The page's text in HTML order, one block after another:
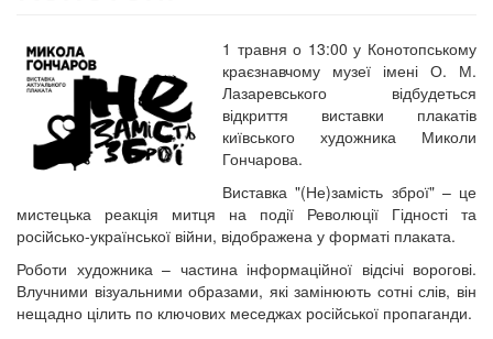
1 травня о 13:00 у Конотопському
краєзнавчому музеї імені О. М.
Лазаревського відбудеться
відкриття виставки плакатів
київського художника Миколи
Гончарова.
Виставка "(Не)замість зброї" – це
мистецька реакція митця на події Революції Гідності та
російсько-української війни, відображена у форматі плаката.
Роботи художника – частина інформаційної відсічі ворогові.
Влучними візуальними образами, які замінюють сотні слів, він
нещадно цілить по ключових меседжах російської пропаганди.